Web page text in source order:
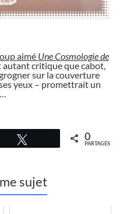
aimé Une Cosmologie de
autant critique que cabot,
sur la couverture
yeux – promettrait un
0
PARTAGES
sujet